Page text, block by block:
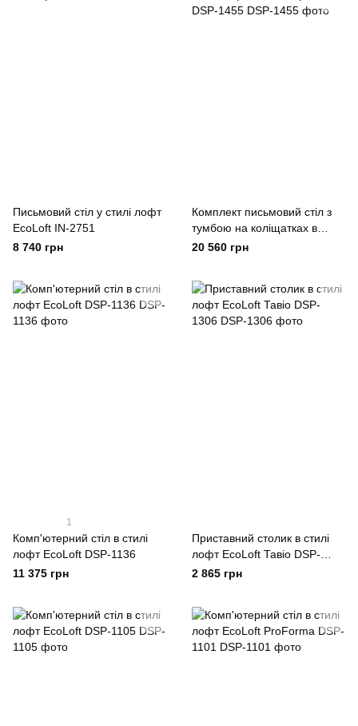
Письмовий стіл у стилі лофт
EcoLoft IN-2751
8 740 грн
Комплект письмовий стіл з
тумбою на коліщатках в
стилі лофт EcoLoft Крейтон
20 560 грн
1
Комп'ютерний стіл в стилі
лофт EcoLoft DSP-1136
11 375 грн
Приставний столик в стилі
лофт EcoLoft Тавіо DSP-
1306
2 865 грн